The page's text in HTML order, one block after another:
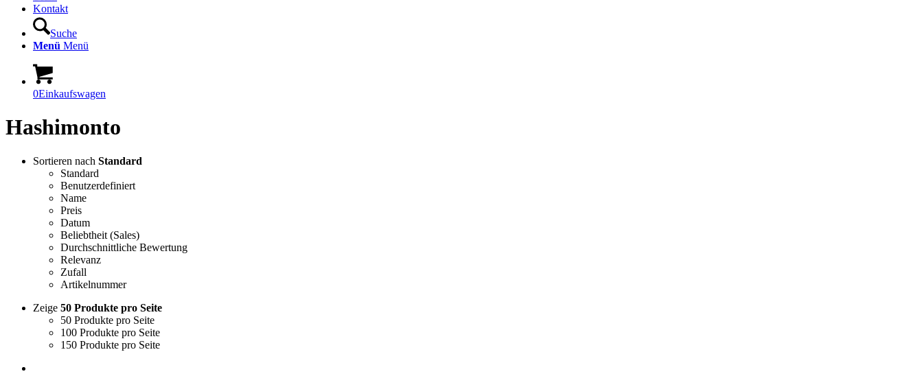
Kontakt
Suche
Menü Menü
0Einkaufswagen
Hashimonto
Sortieren nach Standard
Standard
Benutzerdefiniert
Name
Preis
Datum
Beliebtheit (Sales)
Durchschnittliche Bewertung
Relevanz
Zufall
Artikelnummer
Zeige 50 Produkte pro Seite
50 Produkte pro Seite
100 Produkte pro Seite
150 Produkte pro Seite